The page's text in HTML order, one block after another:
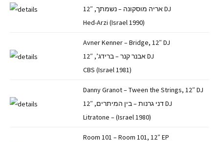
אריה מוסקונה – נשמתך, 12″ DJ
Hed-Arzi (Israel 1990)
Avner Kenner – Bridge, 12″ DJ
אבנר קנר – ברידג’, 12″ DJ
CBS (Israel 1981)
Danny Granot – Tween the Strings, 12″ DJ
דני גרנות – בין המיתרים, 12″ DJ
Litratone – (Israel 1980)
Room 101 – Room 101, 12″ EP